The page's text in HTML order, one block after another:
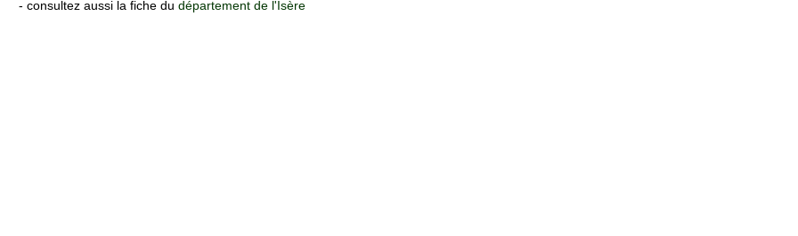
- consultez aussi la fiche du département de l'Isère